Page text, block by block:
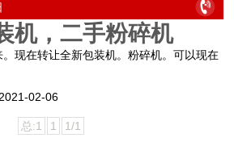
机，二手粉碎机
现在转让全新包装机。粉碎机。可以现在
2021-02-06
总:1 1 1/1